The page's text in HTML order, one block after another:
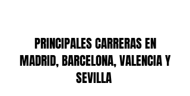
PRINCIPALES CARRERAS EN
MADRID, BARCELONA, VALENCIA Y
SEVILLA